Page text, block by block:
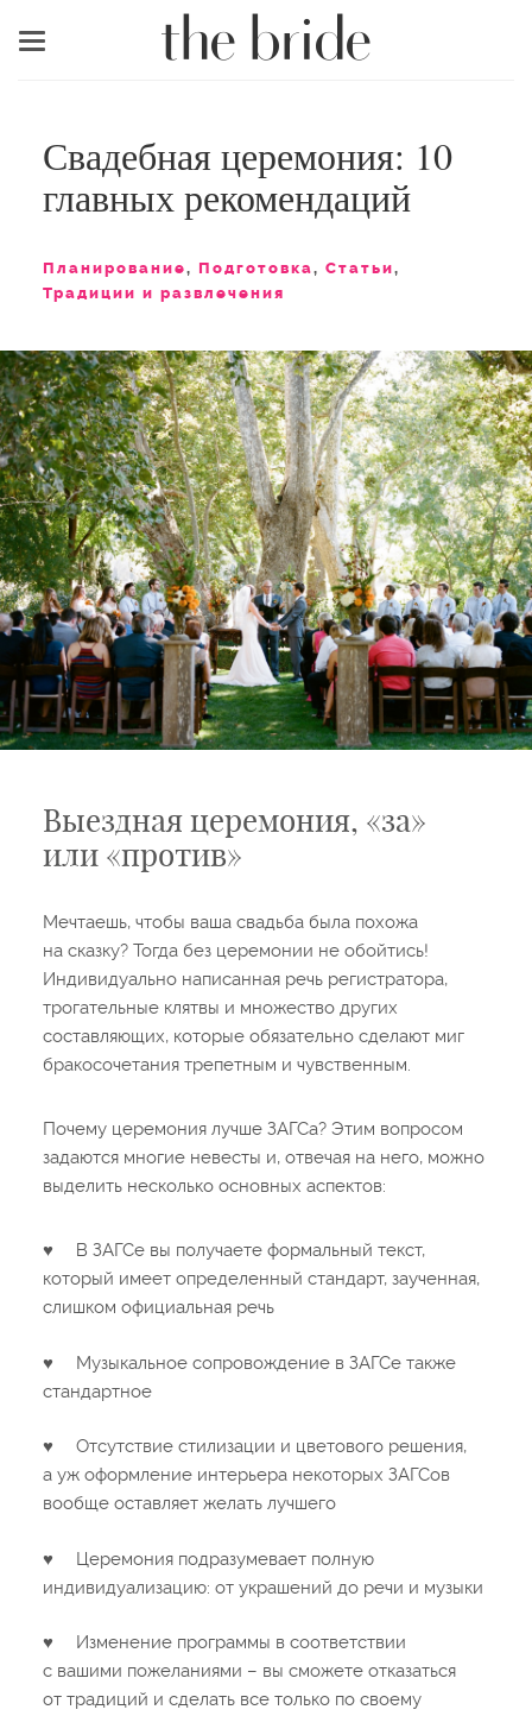
Меню
Свадебная церемония: 10
главных рекомендаций
Планирование, Подготовка, Статьи,
Традиции и развлечения
Выездная церемония, «за»
или «против»
Мечтаешь, чтобы ваша свадьба была похожа
на сказку? Тогда без церемонии не обойтись!
Индивидуально написанная речь регистратора,
трогательные клятвы и множество других
составляющих, которые обязательно сделают миг
бракосочетания трепетным и чувственным.
Почему церемония лучше ЗАГСа? Этим вопросом
задаются многие невесты и, отвечая на него, можно
выделить несколько основных аспектов:
♥
В ЗАГСе вы получаете формальный текст,
который имеет определенный стандарт, заученная,
слишком официальная речь
♥
Музыкальное сопровождение в ЗАГСе также
стандартное
♥
Отсутствие стилизации и цветового решения,
а уж оформление интерьера некоторых ЗАГСов
вообще оставляет желать лучшего
♥
Церемония подразумевает полную
индивидуализацию: от украшений до речи и музыки
♥
Изменение программы в соответствии
с вашими пожеланиями – вы сможете отказаться
от традиций и сделать все только по своему